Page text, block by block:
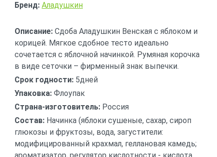
Бренд: Аладушкин
Описание: Сдоба Аладушкин Венская с яблоком и
корицей. Мягкое сдобное тесто идеально
сочетается с яблочной начинкой. Румяная корочка
в виде сеточки – фирменный знак выпечки.
Срок годности: 5дней
Упаковка: Флоупак
Страна-изготовитель: Россия
Состав: Начинка (яблоки сушеные, сахар, сироп
глюкозы и фруктозы, вода, загустители:
модифицированный крахмал, геллановая камедь;